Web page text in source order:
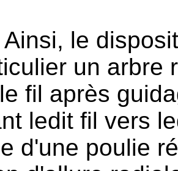
Ainsi, le
un arbre
fil après
ledit fil vers
d'une poulie